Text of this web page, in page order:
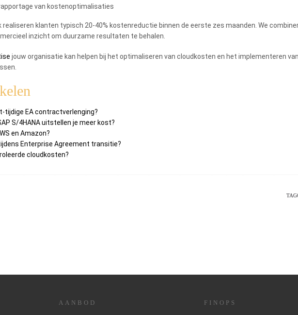
van kostenoptimalisaties
klanten typisch 20-40% kostenreductie binnen de eerste zes maanden. We
inzicht om duurzame resultaten te behalen.
jouw organisatie kan helpen bij het optimaliseren van cloudkosten en het implementeren van
tijdige EA contractverlenging?
S/4HANA uitstellen je meer kost?
en Amazon?
Enterprise Agreement transitie?
cloudkosten?
AANBOD FINOPS